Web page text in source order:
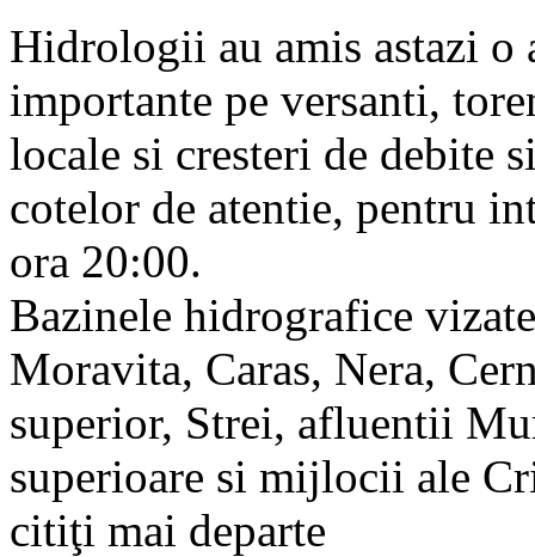
Hidrologii au amis astazi o
importante pe versanti,
locale si cresteri de debite
cotelor de atentie, pentru
ora 20:00.
Bazinele hidrografice
Moravita, Caras, Nera,
superior, Strei, afluentii
superioare si mijlocii ale
citiţi mai departe